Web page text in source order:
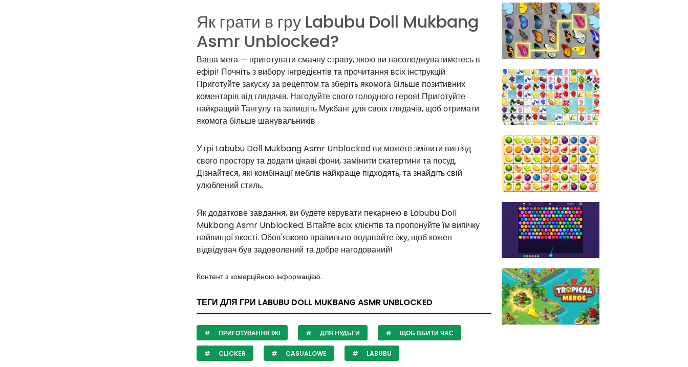
Як грати в гру Labubu Doll Mukbang
Asmr Unblocked?
Ваша мета — приготувати смачну страву, якою ви насолоджуватиметесь в
ефірі! Почніть з вибору інгредієнтів та прочитання всіх інструкцій.
Приготуйте закуску за рецептом та зберіть якомога більше позитивних
коментарів від глядачів. Нагодуйте свого голодного героя! Приготуйте
найкращий Тангулу та запишіть Мукбанг для своїх глядачів, щоб отримати
якомога більше шанувальників.
У грі Labubu Doll Mukbang Asmr Unblocked ви можете змінити вигляд
свого простору та додати цікаві фони, замінити скатертини та посуд.
Дізнайтеся, які комбінації меблів найкраще підходять, та знайдіть свій
улюблений стиль.
Як додаткове завдання, ви будете керувати пекарнею в Labubu Doll
Mukbang Asmr Unblocked. Вітайте всіх клієнтів та пропонуйте їм випічку
найвищої якості. Обов'язково правильно подавайте їжу, щоб кожен
відвідувач був задоволений та добре нагодований!
Контент з комерційною інформацією.
ТЕГИ ДЛЯ ГРИ LABUBU DOLL MUKBANG ASMR UNBLOCKED
ПРИГОТУВАННЯ ЇЖІ ДЛЯ НУДЬГИ ЩОБ ВБИТИ ЧАС
CLICKER CASUALOWE LABUBU